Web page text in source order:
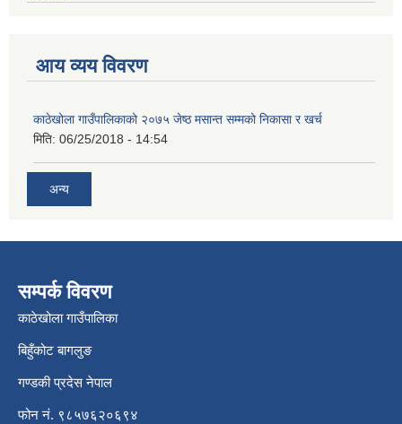
आय व्यय विवरण
काठेखोला गाउँपालिकाको २०७५ जेष्ठ मसान्त सम्मको निकासा र खर्च
मिति: 06/25/2018 - 14:54
अन्य
सम्पर्क विवरण
काठेखोला गाउँपालिका
बिहुँकोट बागलुङ
गण्डकी प्रदेस नेपाल
फोन नं. ९८५७६२०६९४